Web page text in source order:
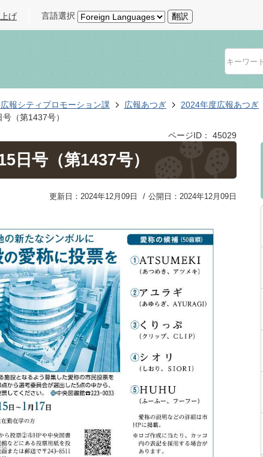
げ 言語選択 翻訳
報シティプロモーション課 広報あつぎ
2024年度広報あつぎ
（第1437号）
ページID：
45029
日号（第1437号）
更新日：2024年12月09日 公開日：2024年12月09日